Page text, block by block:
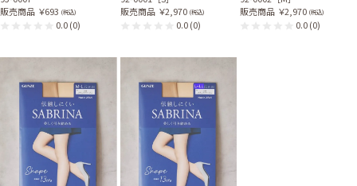
販売商品 ￥693 (税込)
0.0(0)
販売商品 ￥2,970 (税込)
0.0(0)
販売商品 ￥2,970 (税込)
0.0(0)